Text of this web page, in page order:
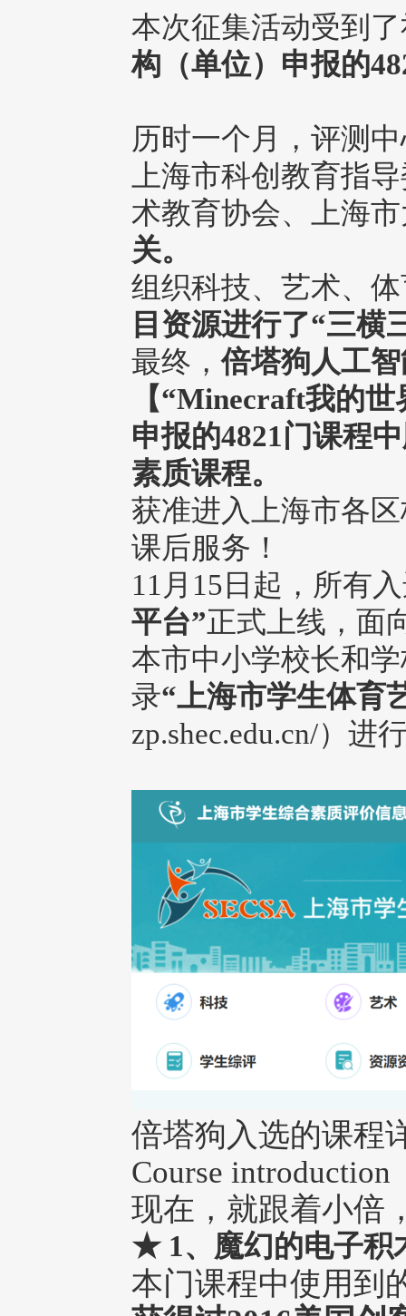
本次征集活动受到
构（单位）申报的
历时一个月，评测
上海市科创教育指
术教育协会、上海
关。
组织科技、艺术、
目资源进行了“三横
最终，倍塔狗人工
【“Minecraft我的世
申报的4821门课程
素质课程。
获准进入上海市各
课后服务！
11月15日起，所有
平台”正式上线，面
本市中小学校长和
录“上海市学生体育
zp.shec.edu.cn/）进
倍塔狗入选的课程
Course introduction
现在，就跟着小倍
★ 1、魔幻的电子积
本门课程中使用到